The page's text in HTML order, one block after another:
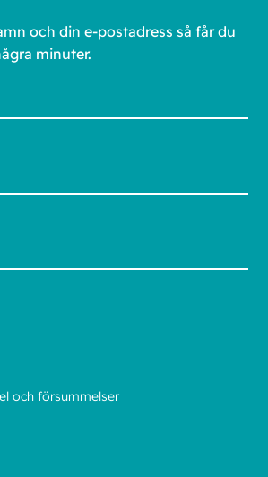
och din e-postadress så får du
minuter.
och försummelser